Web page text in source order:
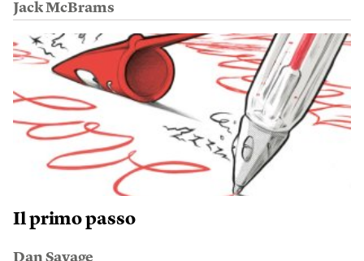
Jack McBrams
Il primo passo
Dan Savage